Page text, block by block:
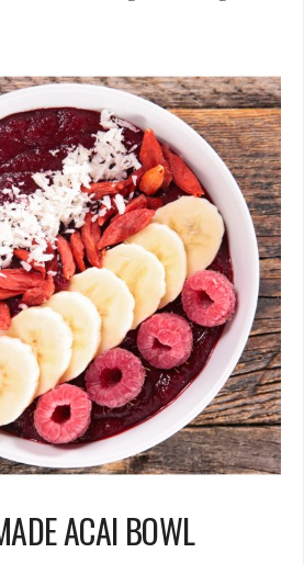
ACAI BOWL